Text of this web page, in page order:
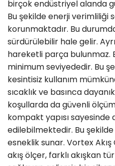
birçok endüstriyel alanda
Bu şekilde enerji verimliliği
korunmaktadır. Bu
sürdürülebilir hale gelir.
hareketli parça bulunmaz.
minimum seviyededir. Bu
kesintisiz kullanım
sıcaklık ve basınca
koşullarda da güvenli
kompakt yapısı
edilebilmektedir. Bu
esneklik sunar. Vortex
akış ölçer, farklı akışkan